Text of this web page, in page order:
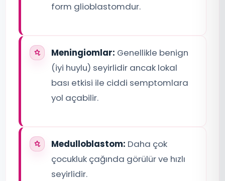
form glioblastomdur.
Meningiomlar: Genellikle benign
(iyi huylu) seyirlidir ancak lokal
bası etkisi ile ciddi semptomlara
yol açabilir.
Medulloblastom: Daha çok
çocukluk çağında görülür ve hızlı
seyirlidir.